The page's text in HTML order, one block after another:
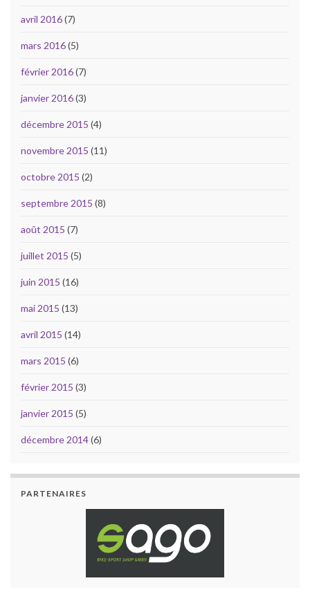
avril 2016(7)
mars 2016(5)
février 2016(7)
janvier 2016(3)
décembre 2015 (4)
novembre 2015 (11)
octobre 2015 (2)
septembre 2015 (8)
août 2015 (7)
juillet 2015 (5)
juin 2015 (16)
mai 2015 (13)
avril 2015 (14)
mars 2015 (6)
février 2015 (3)
janvier 2015 (5)
décembre 2014(6)
PARTENAIRES